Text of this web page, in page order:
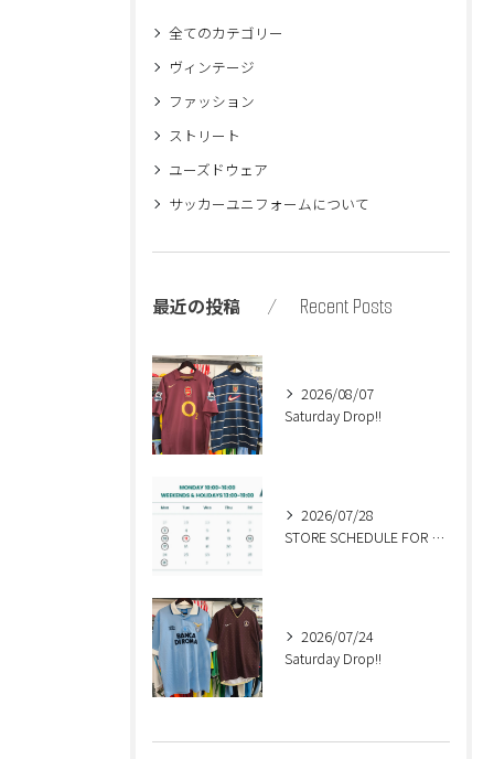
全てのカテゴリー
ヴィンテージ
ファッション
ストリート
ユーズドウェア
サッカーユニフォームについて
最近の投稿 Recent Posts
2026/08/07
Saturday Drop!!
2026/07/28
STORE SCHEDULE FOR AUGUST🍉
2026/07/24
Saturday Drop!!